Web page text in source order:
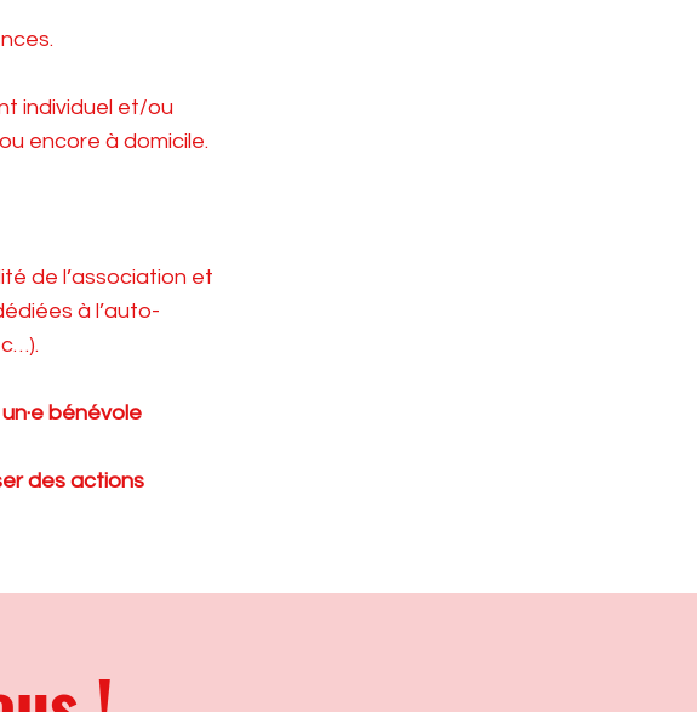
individuel et/ou
encore à domicile.
de l’association et
à l’auto-
bénévole
des actions